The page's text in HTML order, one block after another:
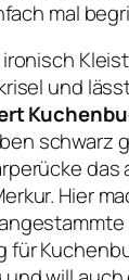
mal
und
schwarz
das
Hier
für